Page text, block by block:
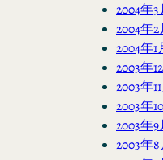
2004年3
2004年2
2004年1
2003年
2003年
2003年
2003年9
2003年8